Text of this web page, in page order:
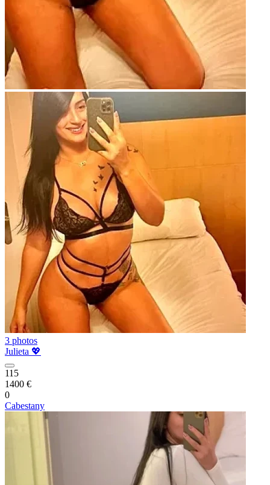
3 photos
Julieta 💖
115
1400 €
0
Cabestany